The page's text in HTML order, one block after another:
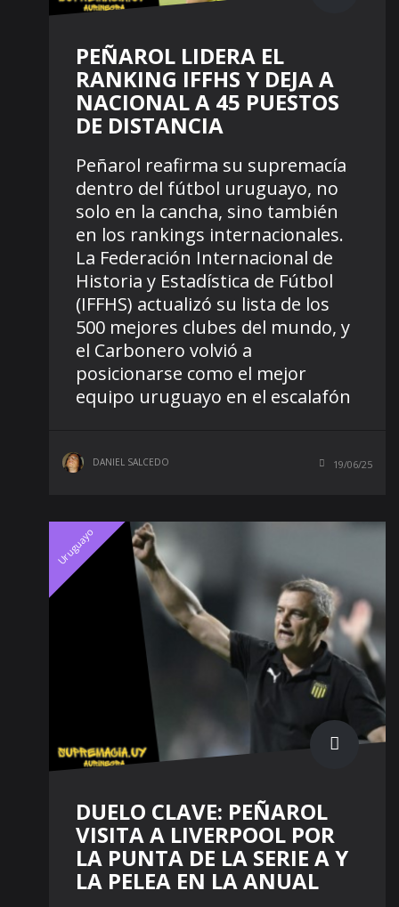
PEÑAROL LIDERA EL
RANKING IFFHS Y DEJA A
NACIONAL A 45 PUESTOS
DE DISTANCIA
Peñarol reafirma su supremacía
dentro del fútbol uruguayo, no
solo en la cancha, sino también
en los rankings internacionales.
La Federación Internacional de
Historia y Estadística de Fútbol
(IFFHS) actualizó su lista de los
500 mejores clubes del mundo, y
el Carbonero volvió a
posicionarse como el mejor
equipo uruguayo en el escalafón
DANIEL SALCEDO 19/06/25
Uruguayo
DUELO CLAVE: PEÑAROL
VISITA A LIVERPOOL POR
LA PUNTA DE LA SERIE A Y
LA PELEA EN LA ANUAL